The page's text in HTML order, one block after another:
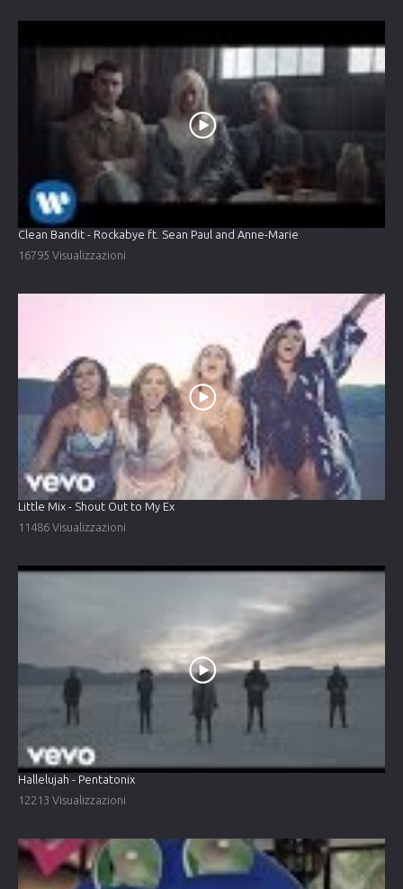
Clean Bandit - Rockabye ft. Sean Paul and Anne-Marie
16795 Visualizzazioni
Little Mix - Shout Out to My Ex
11486 Visualizzazioni
Hallelujah - Pentatonix
12213 Visualizzazioni